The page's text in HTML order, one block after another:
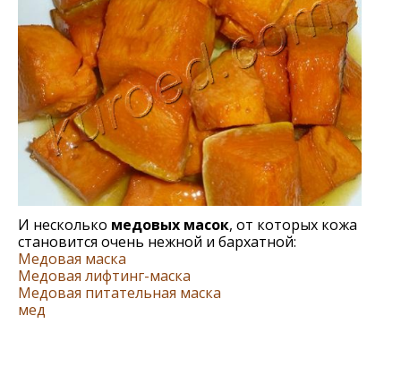
И несколько медовых масок, от которых кожа
становится очень нежной и бархатной:
Медовая маска
Медовая лифтинг-маска
Медовая питательная маска
мед